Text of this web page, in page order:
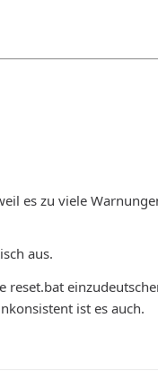
es zu viele
aus.
ist es auch.